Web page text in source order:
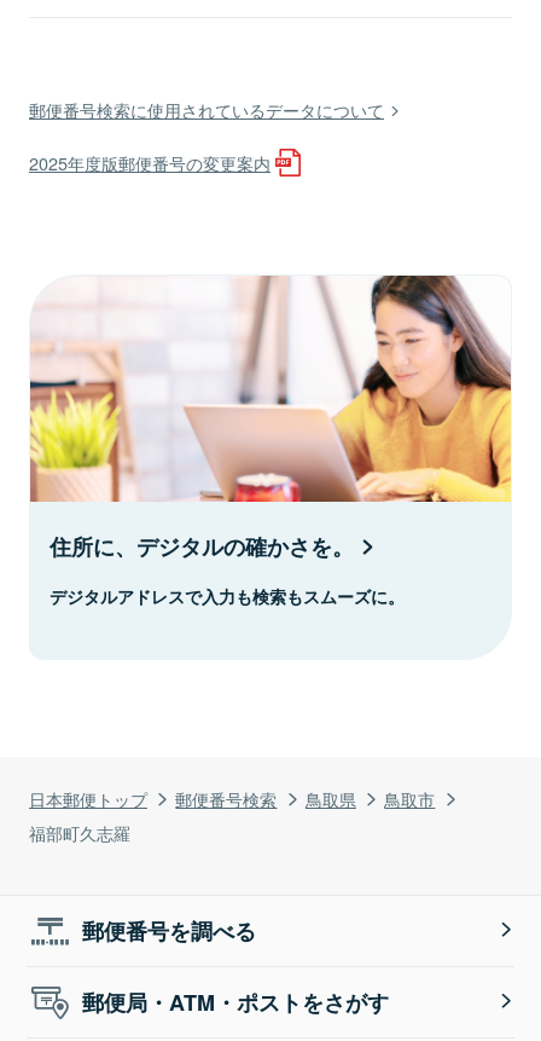
日本郵便トップ 郵便番号検索 鳥取県
鳥取市
福部町久志羅
郵便番号検索に使用されているデータについて
2025年度版郵便番号の変更案内
住所に、デジタルの確かさを。
デジタルアドレスで入力も検索もスムーズに。
郵便番号を調べる
郵便局・ATM・ポストをさがす